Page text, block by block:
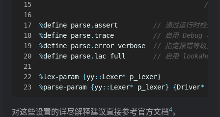
%define parse. assert
%define parse.trace
%define parse. error verbose
%define parse. lac full
%lex-param {yy:: Lexer* p_lexer}
%parse-param {yy:: Lexer* p_lexer} {Driver*
对这些设置的详尽解释建议直接参考官方文档4。